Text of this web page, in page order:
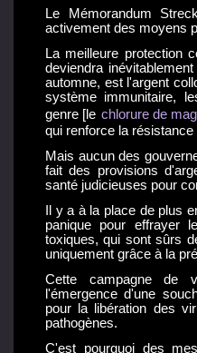
Le Mémorandum
activement des moyens
La meilleure protection
deviendra
automne, est l'argent
système immunitaire,
genre [le chlorure de
qui renforce la
Mais aucun des
fait des provisions
santé judicieuses pour
Il y a à la place de plus
panique pour effrayer
toxiques, qui sont sûrs
uniquement grâce à la
Cette campagne de
l'émergence d'une
pour la libération des
pathogènes.
C'est pourquoi des